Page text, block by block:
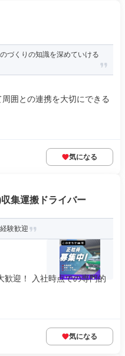
づくりの知識を深めていける
囲との連携を大切にできる
気になる
集運搬ドライバー
験歓迎
歓迎！ 入社時点での専門的
気になる